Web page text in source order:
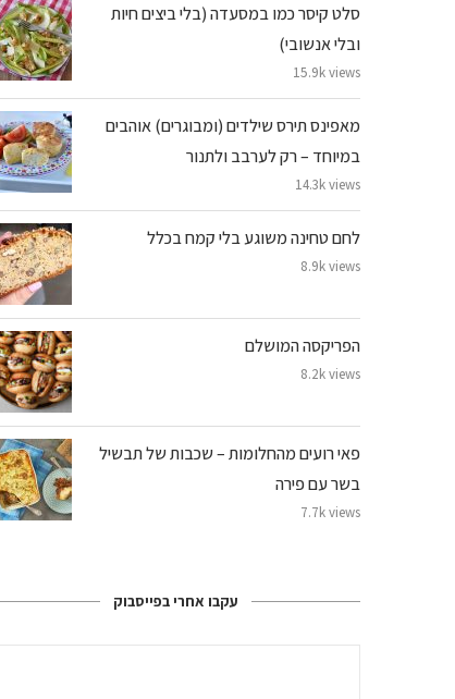
סלט קיסר כמו במסעדה (בלי ביצים חיות
ובלי אנשובי)
15.9k views
מאפינס תירס שילדים (ומבוגרים) אוהבים
במיוחד – רק לערבב ולתנור
14.3k views
לחם טחינה משוגע בלי קמח בכלל
8.9k views
הפריקסה המושלם
8.2k views
פאי רועים מהחלומות – שכבות של תבשיל
בשר עם פירה
7.7k views
עקבו אחרי בפייסבוק